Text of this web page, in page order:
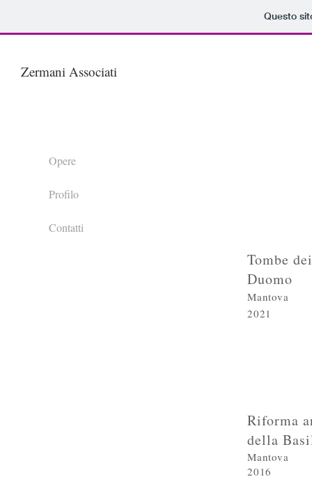
Questo
Zermani Associati
Opere
Profilo
Contatti
Tombe
Duomo
Mantova
2021
Riforma
della
Mantova
2016